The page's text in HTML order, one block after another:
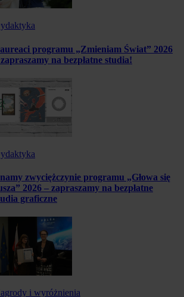
programu „Zmieniam Świat” 2026
na bezpłatne studia!
zwyciężczynie programu „Głowa się
2026 – zapraszamy na bezpłatne
graficzne
i wyróżnienia